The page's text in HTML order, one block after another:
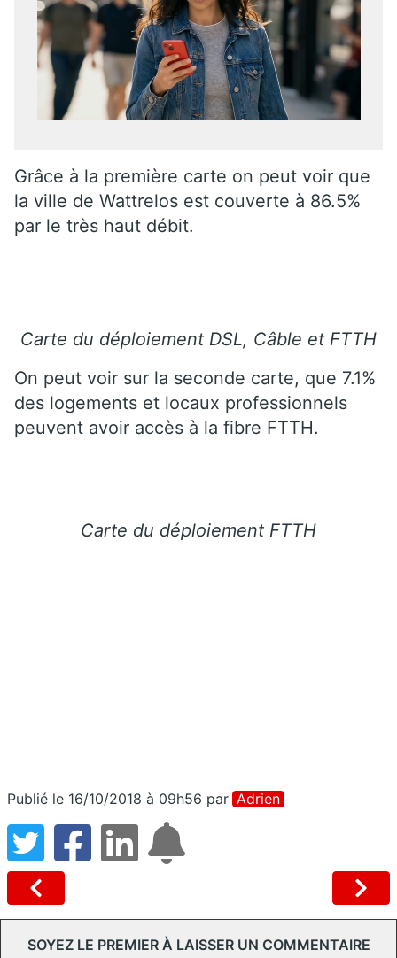
Grâce à la première carte on peut voir que
la ville de Wattrelos est couverte à 86.5%
par le très haut débit.
Carte du déploiement DSL, Câble et FTTH
On peut voir sur la seconde carte, que 7.1%
des logements et locaux professionnels
peuvent avoir accès à la fibre FTTH.
Carte du déploiement FTTH
Publié le 16/10/2018 à 09h56 par Adrien
SOYEZ LE PREMIER À LAISSER UN COMMENTAIRE